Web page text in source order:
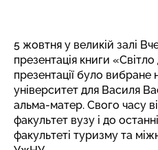
5 жовтня у великій залі
презентація книги
презентації було вибране
університет для Василя
альма-матер. Свого часу
факультет вузу і до
факультеті туризму та